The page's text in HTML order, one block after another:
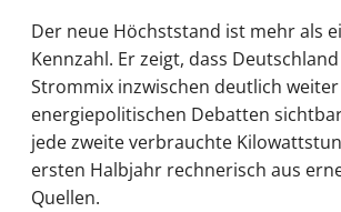
Der neue Höchststand ist mehr als
Kennzahl. Er zeigt, dass
Strommix inzwischen deutlich
energiepolitischen Debatten
jede zweite verbrauchte
ersten Halbjahr rechnerisch aus
Quellen.